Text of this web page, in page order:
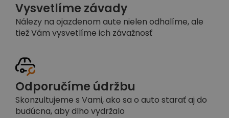
Vysvetlíme závady
Nálezy na ojazdenom aute nielen odhalíme, ale
tiež Vám vysvetlíme ich závažnosť
Odporučíme údržbu
Skonzultujeme s Vami, ako sa o auto starať aj do
budúcna, aby dlho vydržalo